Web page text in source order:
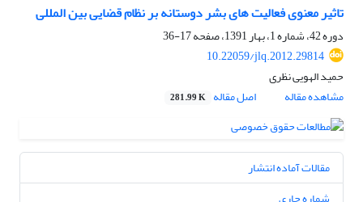
تاثیر معنوی فعالیت های بشر دوستانه بر نظام قضایی بین المللی
دوره 42، شماره 1، بهار 1391، صفحه
17-36
10.22059/jlq.2012.29814
حمید الهویی نظری
مشاهده مقاله
اصل مقاله 281.99 K
مقالات آماده انتشار